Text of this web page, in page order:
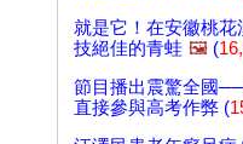
就是它！在安徽桃花
技絕佳的青蛙 🖼️ (
節目播出震驚全國
直接參與高考作弊 (